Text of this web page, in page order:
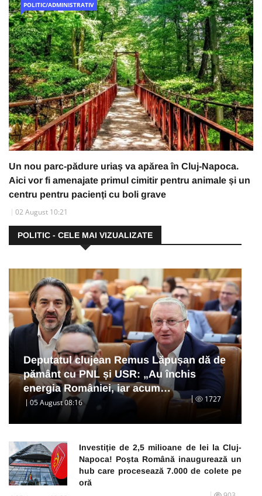
POLITIC/ADMINISTRATIV
Un nou parc-pădure uriaș va apărea în Cluj-Napoca.
Aici vor fi amenajate primul cimitir pentru animale și un
centru pentru pacienți cu boli grave
02 August 10:21
POLITIC - CELE MAI VIZUALIZATE
Deputatul clujean Remus Lăpușan dă de
pământ cu PNL și USR: „Au închis
energia României, iar acum…
05 August 08:16 1727
Investiție de 2,5 milioane de lei la Cluj-
Napoca! Poșta Română inaugurează un
hub care procesează 7.000 de colete pe
oră